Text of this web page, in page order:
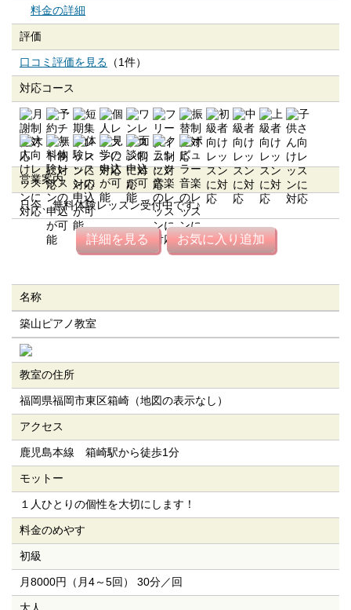
料金の詳細
評価
口コミ評価を見る （1件）
対応コース
営業案内
只今、無料体験レッスン受付中です♪
詳細を見る お気に入り追加
名称
築山ピアノ教室
教室の住所
福岡県福岡市東区箱崎（地図の表示なし）
アクセス
鹿児島本線 箱崎駅から徒歩1分
モットー
１人ひとりの個性を大切にします！
料金のめやす
初級
月8000円（月4～5回） 30分／回